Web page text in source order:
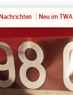
Nachrichten Neu im TWA